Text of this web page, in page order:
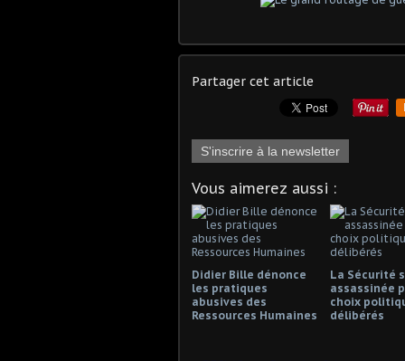
Partager cet article
S'inscrire à la newsletter
Vous aimerez aussi :
Didier Bille dénonce
les pratiques
abusives des
Ressources Humaines
La Sécurité
assassinée
choix
délibérés